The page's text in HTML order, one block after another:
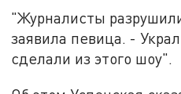
"Журналисты
заявила певица. -
сделали из этого шоу".